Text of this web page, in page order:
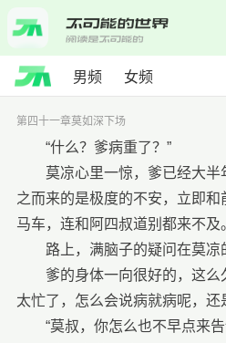
男频 女频
第四十一章莫如深下场
“什么？爹病重了？”
莫凉心里一惊，爹已经大
之而来的是极度的不安，立即
马车，连和阿四叔道别都来不及
路上，满脑子的疑问在莫凉
爹的身体一向很好的，这
太忙了，怎么会说病就病呢，还
“莫叔，你怎么也不早点来